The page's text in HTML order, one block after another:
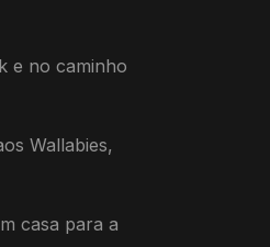
e no caminho
Wallabies,
casa para a